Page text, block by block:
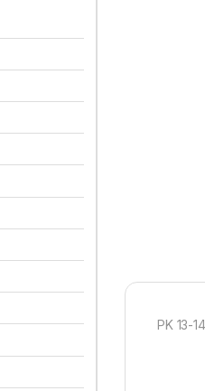
PK 13-14